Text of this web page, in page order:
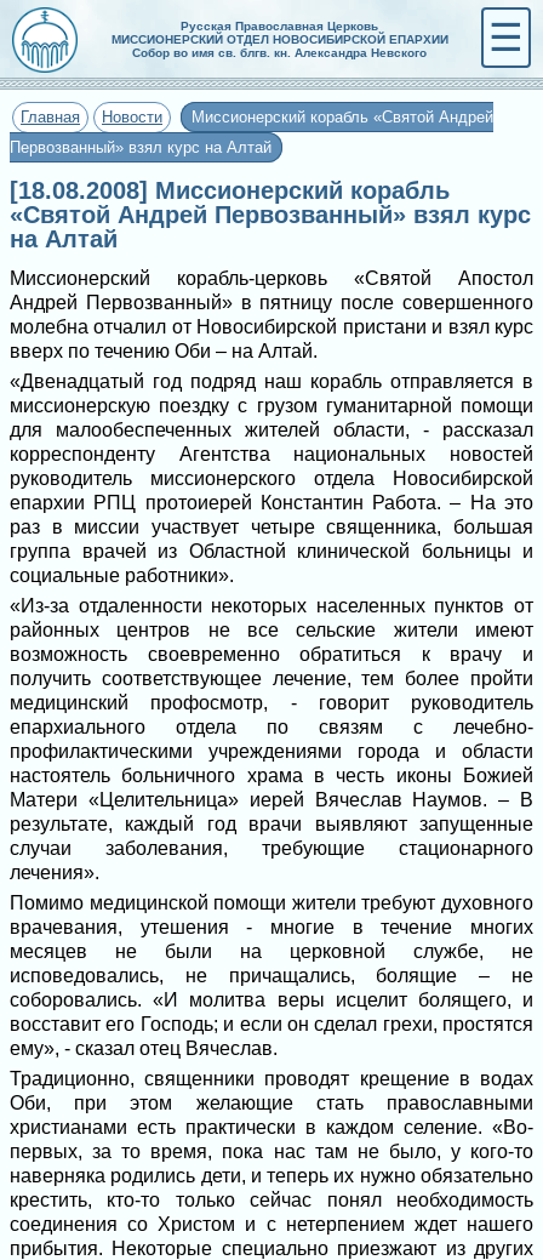
Русская Православная Церковь
МИССИОНЕРСКИЙ ОТДЕЛ НОВОСИБИРСКОЙ ЕПАРХИИ
Собор во имя св. блгв. кн. Александра Невского
☰
Главная Новости
Миссионерский корабль «Святой Андрей
Первозванный» взял курс на Алтай
[18.08.2008] Миссионерский корабль
«Святой Андрей Первозванный» взял курс
на Алтай
Миссионерский корабль-церковь «Святой Апостол
Андрей Первозванный» в пятницу после совершенного
молебна отчалил от Новосибирской пристани и взял курс
вверх по течению Оби – на Алтай.
«Двенадцатый год подряд наш корабль отправляется в
миссионерскую поездку с грузом гуманитарной помощи
для малообеспеченных жителей области, - рассказал
корреспонденту Агентства национальных новостей
руководитель миссионерского отдела Новосибирской
епархии РПЦ протоиерей Константин Работа. – На это
раз в миссии участвует четыре священника, большая
группа врачей из Областной клинической больницы и
социальные работники».
«Из-за отдаленности некоторых населенных пунктов от
районных центров не все сельские жители имеют
возможность своевременно обратиться к врачу и
получить соответствующее лечение, тем более пройти
медицинский профосмотр, - говорит руководитель
епархиального отдела по связям с лечебно-
профилактическими учреждениями города и области
настоятель больничного храма в честь иконы Божией
Матери «Целительница» иерей Вячеслав Наумов. – В
результате, каждый год врачи выявляют запущенные
случаи заболевания, требующие стационарного
лечения».
Помимо медицинской помощи жители требуют духовного
врачевания, утешения - многие в течение многих
месяцев не были на церковной службе, не
исповедовались, не причащались, болящие – не
соборовались. «И молитва веры исцелит болящего, и
восставит его Господь; и если он сделал грехи, простятся
ему», - сказал отец Вячеслав.
Традиционно, священники проводят крещение в водах
Оби, при этом желающие стать православными
христианами есть практически в каждом селение. «Во-
первых, за то время, пока нас там не было, у кого-то
наверняка родились дети, и теперь их нужно обязательно
крестить, кто-то только сейчас понял необходимость
соединения со Христом и с нетерпением ждет нашего
прибытия. Некоторые специально приезжают из других